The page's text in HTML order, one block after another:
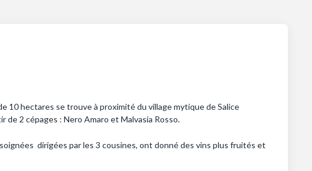
10 hectares se trouve à proximité du village mytique de Salice
de 2 cépages : Nero Amaro et Malvasia Rosso.
dirigées par les 3 cousines, ont donné des vins plus fruités et